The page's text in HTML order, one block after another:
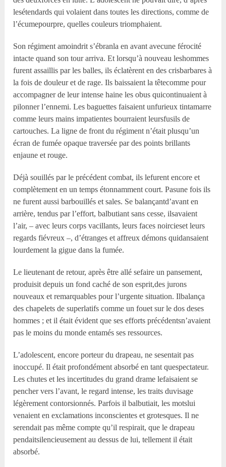
lesétendards qui volaient dans toutes les directions, comme de
l’écumepourpre, quelles couleurs triomphaient.
Son régiment amoindrit s’ébranla en avant avecune férocité
intacte quand son tour arriva. Et lorsqu’à nouveau leshommes
furent assaillis par les balles, ils éclatèrent en des crisbarbares à
la fois de douleur et de rage. Ils baissaient la têtecomme pour
accompagner de leur intense haine les obus quicontinuaient à
pilonner l’ennemi. Les baguettes faisaient unfurieux tintamarre
comme leurs mains impatientes bourraient leursfusils de
cartouches. La ligne de front du régiment n’était plusqu’un
écran de fumée opaque traversée par des points brillants
enjaune et rouge.
Déjà souillés par le précédent combat, ils lefurent encore et
complètement en un temps étonnamment court. Pasune fois ils
ne furent aussi barbouillés et sales. Se balançantd’avant en
arrière, tendus par l’effort, balbutiant sans cesse, ilsavaient
l’air, – avec leurs corps vacillants, leurs faces noircieset leurs
regards fiévreux –, d’étranges et affreux démons quidansaient
lourdement la gigue dans la fumée.
Le lieutenant de retour, après être allé sefaire un pansement,
produisit depuis un fond caché de son esprit,des jurons
nouveaux et remarquables pour l’urgente situation. Ilbalança
des chapelets de superlatifs comme un fouet sur le dos deses
hommes ; et il était évident que ses efforts précédentsn’avaient
pas le moins du monde entamés ses ressources.
L’adolescent, encore porteur du drapeau, ne sesentait pas
inoccupé. Il était profondément absorbé en tant quespectateur.
Les chutes et les incertitudes du grand drame lefaisaient se
pencher vers l’avant, le regard intense, les traits duvisage
légèrement contorsionnés. Parfois il balbutiait, les motslui
venaient en exclamations inconscientes et grotesques. Il ne
serendait pas même compte qu’il respirait, que le drapeau
pendaitsilencieusement au dessus de lui, tellement il était
absorbé.